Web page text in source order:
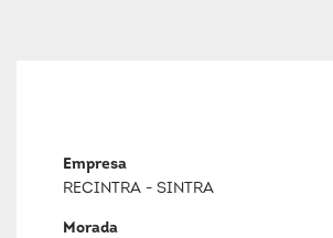
Empresa
RECINTRA - SINTRA
Morada